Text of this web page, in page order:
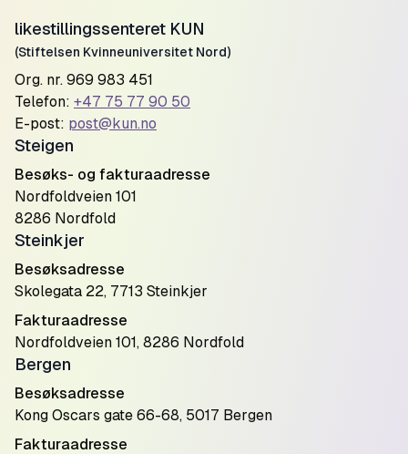
likestillingssenteret KUN
(Stiftelsen Kvinneuniversitet Nord)
Org. nr. 969 983 451
Telefon: +47 75 77 90 50
E-post: post@kun.no
Steigen
Besøks- og fakturaadresse
Nordfoldveien 101
8286 Nordfold
Steinkjer
Besøksadresse
Skolegata 22, 7713 Steinkjer
Fakturaadresse
Nordfoldveien 101, 8286 Nordfold
Bergen
Besøksadresse
Kong Oscars gate 66-68, 5017 Bergen
Fakturaadresse